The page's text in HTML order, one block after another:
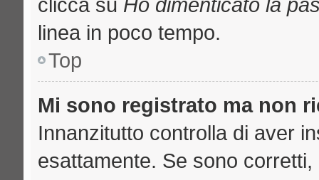
linea in poco tempo.
Top
Mi sono registrato ma non
Innanzitutto controlla di aver
esattamente. Se sono